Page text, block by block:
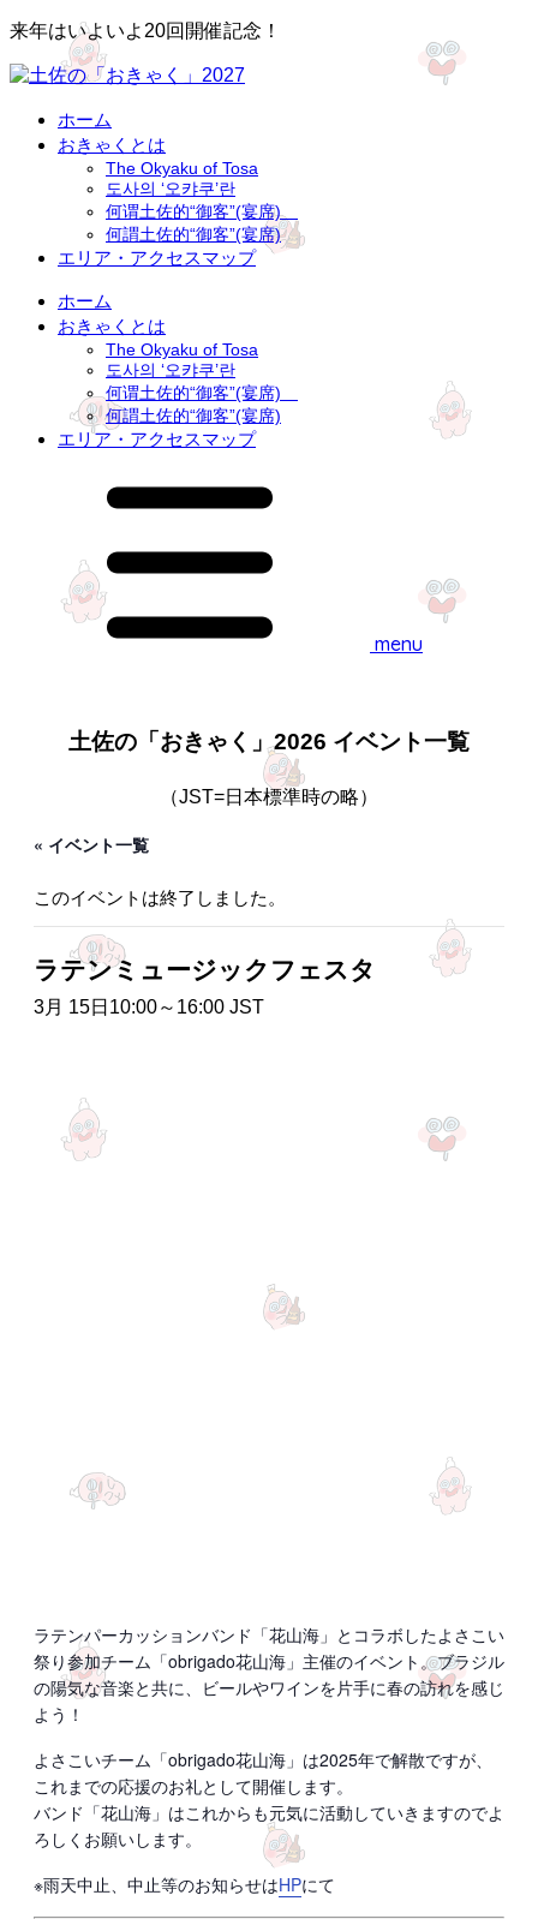
来年はいよいよ20回開催記念！
ホーム
おきゃくとは
The Okyaku of Tosa
도사의 ‘오캬쿠’란
何谓土佐的“御客”(宴席)
何謂土佐的“御客”(宴席)
エリア・アクセスマップ
ホーム
おきゃくとは
The Okyaku of Tosa
도사의 ‘오캬쿠’란
何谓土佐的“御客”(宴席)
何謂土佐的“御客”(宴席)
エリア・アクセスマップ
menu
土佐の「おきゃく」2026 イベント一覧
（JST=日本標準時の略）
« イベント一覧
このイベントは終了しました。
ラテンミュージックフェスタ
3月 15日10:00～ 16:00 JST
ラテンパーカッションバンド「花山海」とコラボしたよさこい
祭り参加チーム「obrigado花山海」主催のイベント。ブラジル
の陽気な音楽と共に、ビールやワインを片手に春の訪れを感じ
よう！
よさこいチーム「obrigado花山海」は2025年で解散ですが、
これまでの応援のお礼として開催します。
バンド「花山海」はこれからも元気に活動していきますのでよ
ろしくお願いします。
※雨天中止、中止等のお知らせはHPにて